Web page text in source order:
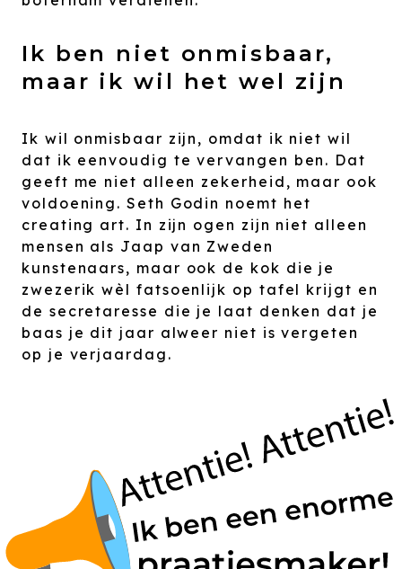
Ik ben niet onmisbaar,
maar ik wil het wel zijn
Ik wil onmisbaar zijn, omdat ik niet wil
dat ik eenvoudig te vervangen ben. Dat
geeft me niet alleen zekerheid, maar ook
voldoening. Seth Godin noemt het
creating art. In zijn ogen zijn niet alleen
mensen als Jaap van Zweden
kunstenaars, maar ook de kok die je
zwezerik wèl fatsoenlijk op tafel krijgt en
de secretaresse die je laat denken dat je
baas je dit jaar alweer niet is vergeten
op je verjaardag.